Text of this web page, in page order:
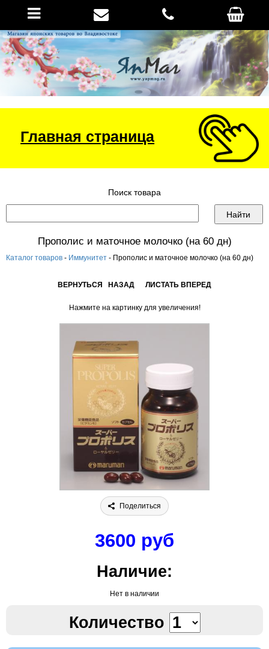
Главная страница
Поиск товара
Прополис и маточное молочко (на 60 дн)
Каталог товаров - Иммунитет - Прополис и маточное молочко (на 60 дн)
ВЕРНУТЬСЯ НАЗАД ЛИСТАТЬ ВПЕРЕД
Нажмите на картинку для увеличения!
Поделиться
3600 руб
Наличие:
Нет в наличии
Количество